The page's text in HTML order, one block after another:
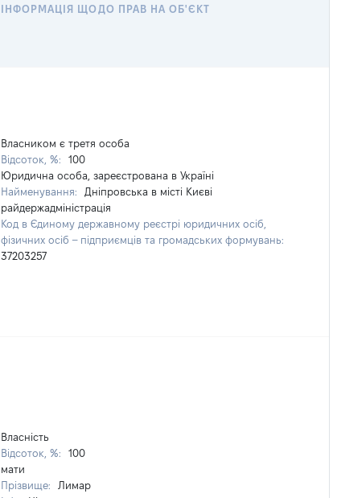
ІНФОРМАЦІЯ ЩОДО ПРАВ НА ОБ'ЄКТ
Власником є третя особа
Відсоток, %:
100
Юридична особа, зареєстрована в Україні
Найменування:
Дніпровська в місті Києві
райдержадміністрація
Код в Єдиному державному реєстрі юридичних осіб,
фізичних осіб – підприємців та громадських формувань:
37203257
Власність
Відсоток, %:
100
мати
Прізвище:
Лимар